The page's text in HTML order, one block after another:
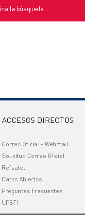
la búsqueda.
ACCESOS DIRECTOS
Correo Oficial - Webmail
Solicitud Correo Oficial
Refsatel
Datos Abiertos
Preguntas Frecuentes
UPSTI